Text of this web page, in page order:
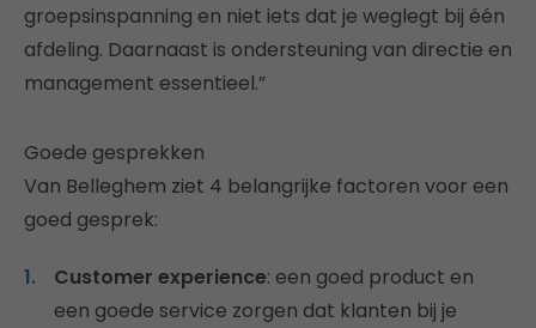
groepsinspanning en niet iets dat je weglegt bij één
afdeling. Daarnaast is ondersteuning van directie en
management essentieel.”
Goede gesprekken
Van Belleghem ziet 4 belangrijke factoren voor een
goed gesprek:
Customer experience: een goed product en
een goede service zorgen dat klanten bij je